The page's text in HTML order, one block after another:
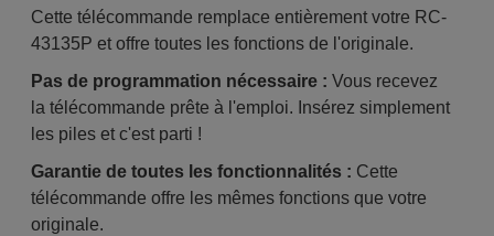
Cette télécommande remplace entièrement votre RC-
43135P et offre toutes les fonctions de l'originale.
Pas de programmation nécessaire : Vous recevez
la télécommande prête à l'emploi. Insérez simplement
les piles et c'est parti !
Garantie de toutes les fonctionnalités : Cette
télécommande offre les mêmes fonctions que votre
originale.